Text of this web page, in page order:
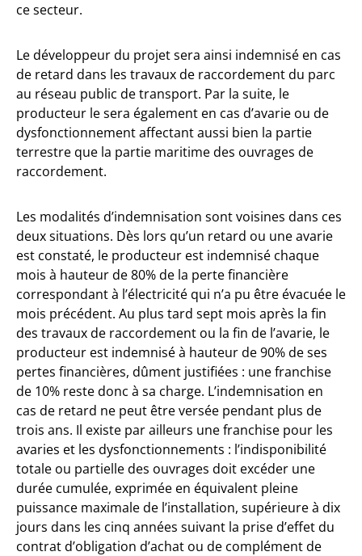
ce secteur.
Le développeur du projet sera ainsi indemnisé en cas
de retard dans les travaux de raccordement du parc
au réseau public de transport. Par la suite, le
producteur le sera également en cas d’avarie ou de
dysfonctionnement affectant aussi bien la partie
terrestre que la partie maritime des ouvrages de
raccordement.
Les modalités d’indemnisation sont voisines dans ces
deux situations. Dès lors qu’un retard ou une avarie
est constaté, le producteur est indemnisé chaque
mois à hauteur de 80% de la perte financière
correspondant à l’électricité qui n’a pu être évacuée le
mois précédent. Au plus tard sept mois après la fin
des travaux de raccordement ou la fin de l’avarie, le
producteur est indemnisé à hauteur de 90% de ses
pertes financières, dûment justifiées : une franchise
de 10% reste donc à sa charge. L’indemnisation en
cas de retard ne peut être versée pendant plus de
trois ans. Il existe par ailleurs une franchise pour les
avaries et les dysfonctionnements : l’indisponibilité
totale ou partielle des ouvrages doit excéder une
durée cumulée, exprimée en équivalent pleine
puissance maximale de l’installation, supérieure à dix
jours dans les cinq années suivant la prise d’effet du
contrat d’obligation d’achat ou de complément de